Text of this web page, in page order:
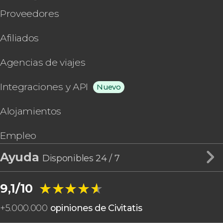
Proveedores
Afiliados
Agencias de viajes
Integraciones y API Nuevo
Alojamientos
Empleo
Ayuda Disponibles 24 / 7
9,1/10 ★★★★★
★★★★★
+5.000.000 opiniones de Civitatis